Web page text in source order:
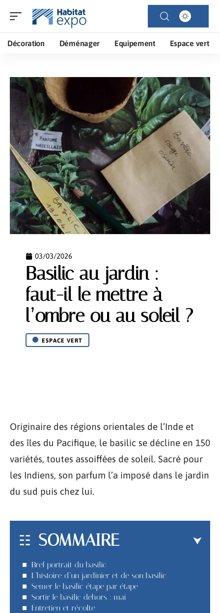
Décoration Déménager Equipement Espace vert
03/03/2026
Basilic au jardin :
faut-il le mettre à
l’ombre ou au soleil ?
ESPACE VERT
Originaire des régions orientales de l’Inde et
des îles du Pacifique, le basilic se décline en 150
variétés, toutes assoiffées de soleil. Sacré pour
les Indiens, son parfum l’a imposé dans le jardin
du sud puis chez lui.
SOMMAIRE
Bref portrait du basilic
L’histoire d’un jardinier et de son basilic
Semer le basilic étape par étape
Sortir le basilic dehors : mai
Entretien et récolte